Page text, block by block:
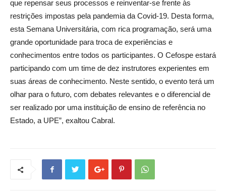
que repensar seus processos e reinventar-se frente às
restrições impostas pela pandemia da Covid-19. Desta forma,
esta Semana Universitária, com rica programação, será uma
grande oportunidade para troca de experiências e
conhecimentos entre todos os participantes. O Cefospe estará
participando com um time de dez instrutores experientes em
suas áreas de conhecimento. Neste sentido, o evento terá um
olhar para o futuro, com debates relevantes e o diferencial de
ser realizado por uma instituição de ensino de referência no
Estado, a UPE”, exaltou Cabral.